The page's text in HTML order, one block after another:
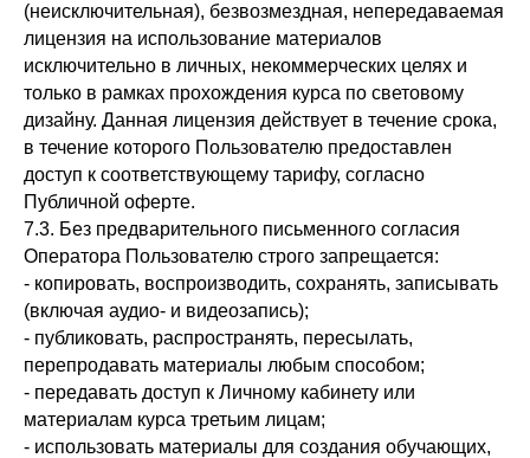
(неисключительная), безвозмездная, непередаваемая
лицензия на использование материалов
исключительно в личных, некоммерческих целях и
только в рамках прохождения курса по световому
дизайну. Данная лицензия действует в течение срока,
в течение которого Пользователю предоставлен
доступ к соответствующему тарифу, согласно
Публичной оферте.
7.3. Без предварительного письменного согласия
Оператора Пользователю строго запрещается:
- копировать, воспроизводить, сохранять, записывать
(включая аудио- и видеозапись);
- публиковать, распространять, пересылать,
перепродавать материалы любым способом;
- передавать доступ к Личному кабинету или
материалам курса третьим лицам;
- использовать материалы для создания обучающих,